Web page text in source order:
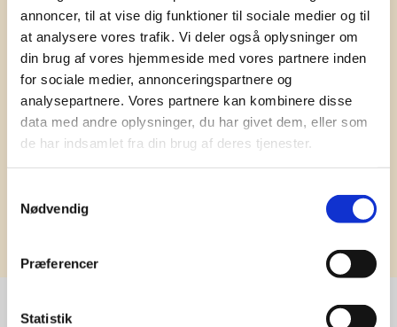
annoncer, til at vise dig funktioner til sociale medier og til
at analysere vores trafik. Vi deler også oplysninger om
din brug af vores hjemmeside med vores partnere inden
for sociale medier, annonceringspartnere og
analysepartnere. Vores partnere kan kombinere disse
data med andre oplysninger, du har givet dem, eller som
de har indsamlet fra din brug af deres tjenester.
Nødvendig
Præferencer
Statistik
Kæmpe udvalg i klassiske og nyskabende gaveidéer
til din virksomhed. Vi kan det der med firmagaver, og
har ydet god personlig service til en
konkurrencedygtig pris siden 1991.